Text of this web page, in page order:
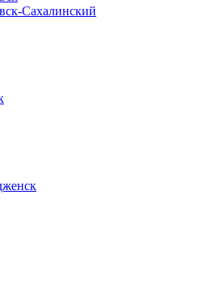
Сахалинский